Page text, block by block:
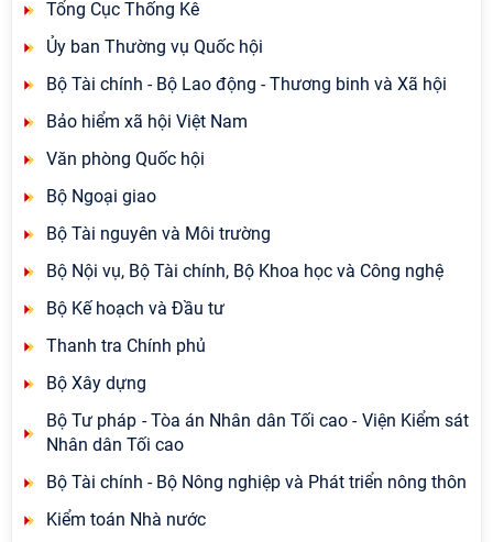
Tổng Cục Thống Kê
Ủy ban Thường vụ Quốc hội
Bộ Tài chính - Bộ Lao động - Thương binh và Xã hội
Bảo hiểm xã hội Việt Nam
Văn phòng Quốc hội
Bộ Ngoại giao
Bộ Tài nguyên và Môi trường
Bộ Nội vụ, Bộ Tài chính, Bộ Khoa học và Công nghệ
Bộ Kế hoạch và Đầu tư
Thanh tra Chính phủ
Bộ Xây dựng
Bộ Tư pháp - Tòa án Nhân dân Tối cao - Viện Kiểm sát
Nhân dân Tối cao
Bộ Tài chính - Bộ Nông nghiệp và Phát triển nông thôn
Kiểm toán Nhà nước